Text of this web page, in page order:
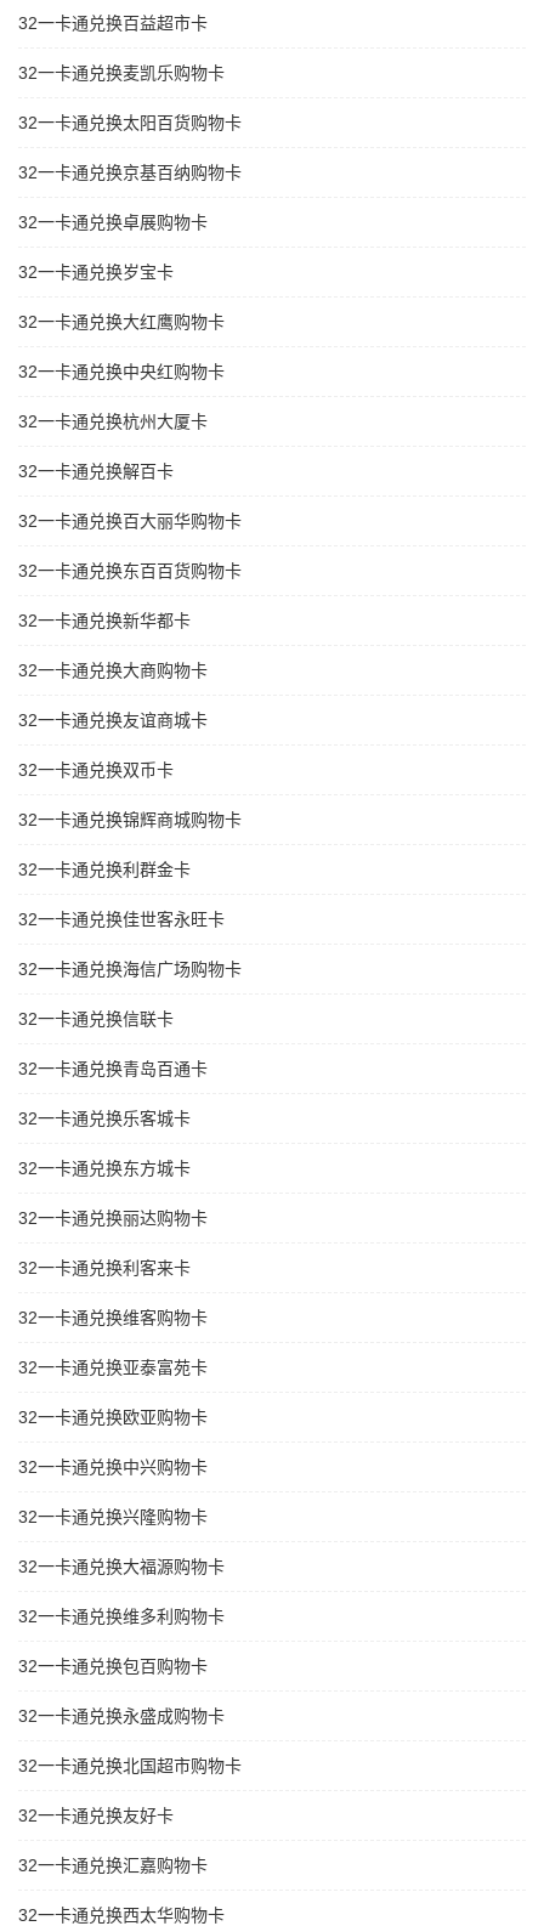
32一卡通兑换百益超市卡
32一卡通兑换麦凯乐购物卡
32一卡通兑换太阳百货购物卡
32一卡通兑换京基百纳购物卡
32一卡通兑换卓展购物卡
32一卡通兑换岁宝卡
32一卡通兑换大红鹰购物卡
32一卡通兑换中央红购物卡
32一卡通兑换杭州大厦卡
32一卡通兑换解百卡
32一卡通兑换百大丽华购物卡
32一卡通兑换东百百货购物卡
32一卡通兑换新华都卡
32一卡通兑换大商购物卡
32一卡通兑换友谊商城卡
32一卡通兑换双币卡
32一卡通兑换锦辉商城购物卡
32一卡通兑换利群金卡
32一卡通兑换佳世客永旺卡
32一卡通兑换海信广场购物卡
32一卡通兑换信联卡
32一卡通兑换青岛百通卡
32一卡通兑换乐客城卡
32一卡通兑换东方城卡
32一卡通兑换丽达购物卡
32一卡通兑换利客来卡
32一卡通兑换维客购物卡
32一卡通兑换亚泰富苑卡
32一卡通兑换欧亚购物卡
32一卡通兑换中兴购物卡
32一卡通兑换兴隆购物卡
32一卡通兑换大福源购物卡
32一卡通兑换维多利购物卡
32一卡通兑换包百购物卡
32一卡通兑换永盛成购物卡
32一卡通兑换北国超市购物卡
32一卡通兑换友好卡
32一卡通兑换汇嘉购物卡
32一卡通兑换西太华购物卡